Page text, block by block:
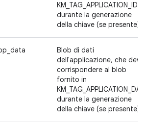
KM_TAG_APPLICATION_ID
durante la generazione
della chiave (se presente).
Blob di dati
dell'applicazione, che deve
corrispondere al blob
fornito in
durante la generazione
della chiave (se presente).